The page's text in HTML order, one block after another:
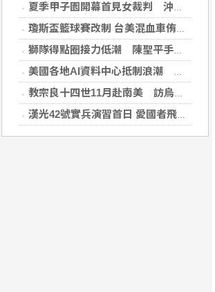
夏季甲子園開幕首見女裁判 沖繩尚學力拚二連霸
瓊斯盃籃球賽改制 台美混血車侑城、黃鈞廷成亮點
獅隊得點圈接力低潮 陳聖平手感冷到結霜
美國各地AI資料中心抵制浪潮 川普指控北京煽動
教宗良十四世11月赴南美 訪烏拉圭、阿根廷和秘魯
漢光42號實兵演習首日 愛國者飛彈車高雄罕見現蹤